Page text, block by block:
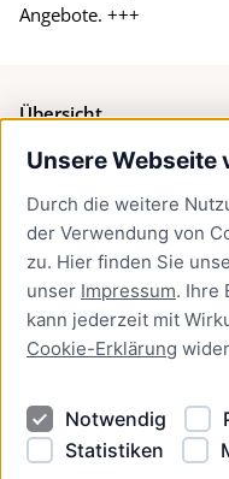
Unsere Webseite
Durch die weitere
der Verwendung von
zu. Hier finden Sie
unser Impressum. Ihre
kann jederzeit mit
Cookie-Erklärung
Notwendig
Statistiken
Angebote. +++
Übersicht
Bürgerservice
Presse
Newsletter Lübeck:kompakt
Kontakt
Kontakt
Datenschutzhinweise
Barrierefreiheit